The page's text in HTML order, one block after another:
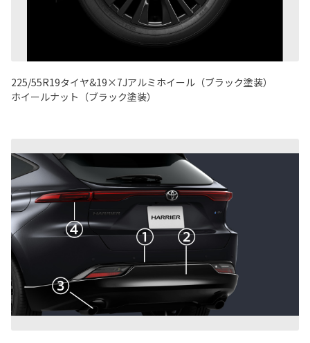
225/55R19タイヤ&19×7Jアルミホイール（ブラック塗装）
ホイールナット（ブラック塗装）